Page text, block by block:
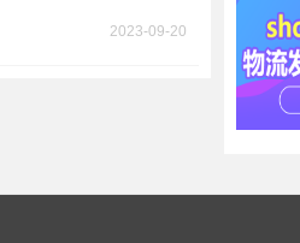
击 |
4617点
2023-09-20